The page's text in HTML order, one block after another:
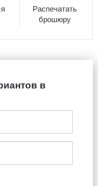
Распечатать
брошюру
в